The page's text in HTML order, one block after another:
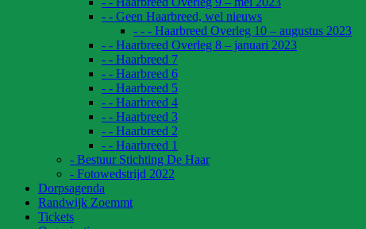
- - Geen Haarbreed, wel nieuws
- - - Haarbreed Overleg 10 – augustus 2023
- - Haarbreed Overleg 8 – januari 2023
- - Haarbreed 7
- - Haarbreed 6
- - Haarbreed 5
- - Haarbreed 4
- - Haarbreed 3
- - Haarbreed 2
- - Haarbreed 1
- Bestuur Stichting De Haar
- Fotowedstrijd 2022
Dorpsagenda
Randwijk Zoemmt
Tickets